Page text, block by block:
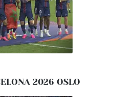
2026 OSLO